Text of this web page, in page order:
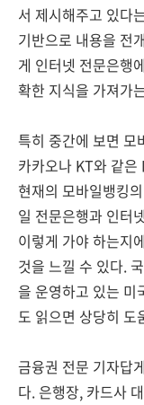
서 제시해주고 있다
기반으로 내용을 전
게 인터넷 전문은행
확한 지식을 가져가
특히 중간에 보면 모
카카오나 KT와 같
현재의 모바일뱅킹
일 전문은행과 인터
이렇게 가야 하는지
것을 느낄 수 있다.
을 운영하고 있는 미
도 읽으면 상당히 도
금융권 전문 기자답
다. 은행장, 카드사